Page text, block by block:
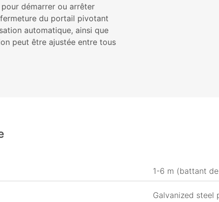
démarrer ou arrêter
du portail pivotant
automatique, ainsi que
peut être ajustée entre tous
1-6 m (battant
Galvanized steel